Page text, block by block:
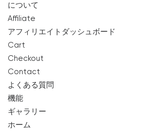
について
Affiliate
アフィリエイトダッシュボード
Cart
Checkout
Contact
よくある質問
機能
ギャラリー
ホーム